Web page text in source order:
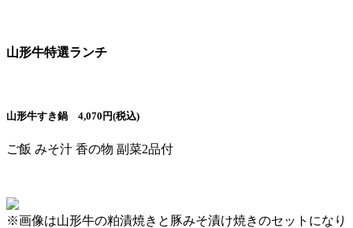
山形牛特選ランチ
山形牛すき鍋 4,070円(税込)
ご飯 みそ汁 香の物 副菜2品付
※画像は山形牛の粕漬焼きと豚みそ漬け焼きのセットになり